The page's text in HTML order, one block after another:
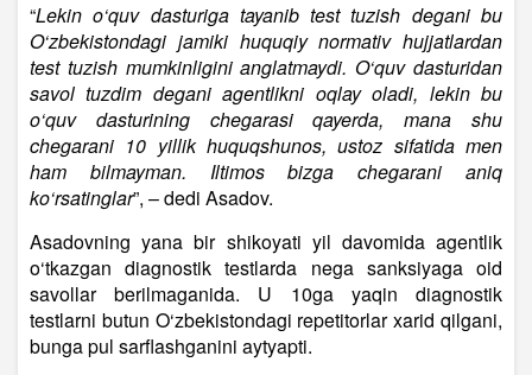
“Lekin o‘quv dasturiga tayanib test tuzish degani bu
O‘zbekistondagi jamiki huquqiy normativ hujjatlardan
test tuzish mumkinligini anglatmaydi. O‘quv dasturidan
savol tuzdim degani agentlikni oqlay oladi, lekin bu
o‘quv dasturining chegarasi qayerda, mana shu
chegarani 10 yillik huquqshunos, ustoz sifatida men
ham bilmayman. Iltimos bizga chegarani aniq
ko‘rsatinglar”, – dedi Asadov.
Asadovning yana bir shikoyati yil davomida agentlik
o‘tkazgan diagnostik testlarda nega sanksiyaga oid
savollar berilmaganida. U 10ga yaqin diagnostik
testlarni butun O‘zbekistondagi repetitorlar xarid qilgani,
bunga pul sarflashganini aytyapti.